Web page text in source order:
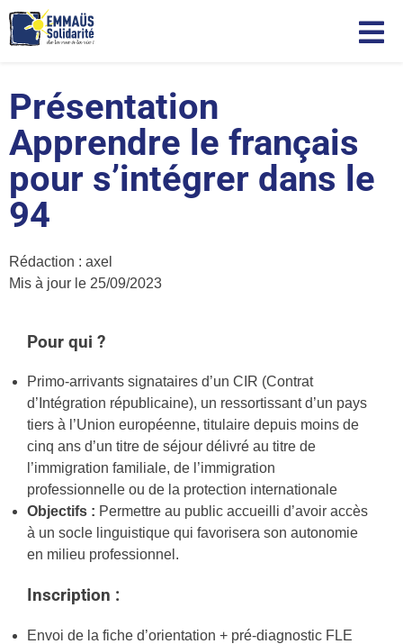
Présentation
Apprendre le français
pour s’intégrer dans le
94
Rédaction : axel
Mis à jour le 25/09/2023
Pour qui ?
Primo-arrivants signataires d’un CIR (Contrat
d’Intégration républicaine), un ressortissant d’un pays
tiers à l’Union européenne, titulaire depuis moins de
cinq ans d’un titre de séjour délivré au titre de
l’immigration familiale, de l’immigration
professionnelle ou de la protection internationale
Objectifs : Permettre au public accueilli d’avoir accès
à un socle linguistique qui favorisera son autonomie
en milieu professionnel.
Inscription :
Envoi de la fiche d’orientation + pré-diagnostic FLE